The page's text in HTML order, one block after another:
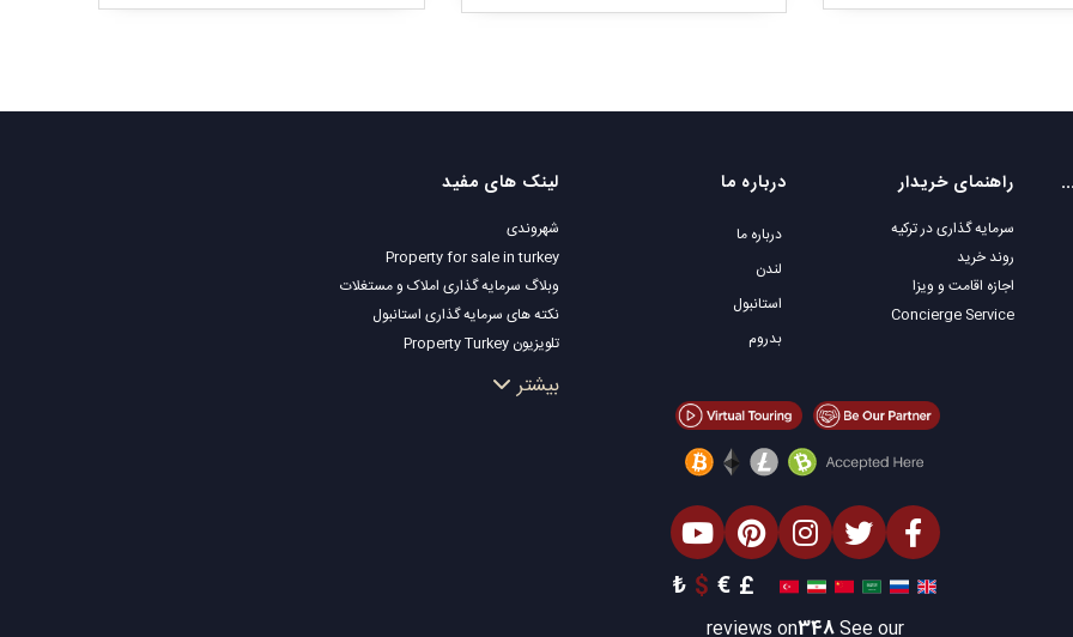
های محبوب راهنمای خریدار
سرمایه گذاری در ترکیه
روند خرید
اجازه اقامت و ویزا
Concierge Service
درباره ما
درباره ما
لندن
استانبول
بدروم
لینک های مفید
شهروندی
Property for sale in turkey
وبلاگ سرمایه گذاری املاک و مستغلات
نکته های سرمایه گذاری استانبول
تلویزیون Property Turkey
املاک مناسب سرمایه گذاری استانبول
فروش ملک شما
بیشتر
£
€
$
₺
See our
348
reviews on